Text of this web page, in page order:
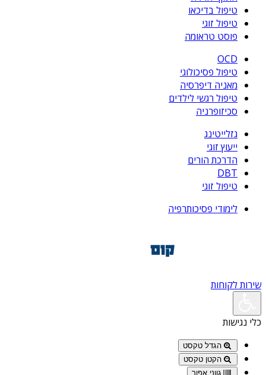
טיפול בדיכאו
טיפול זוגי
פוסט טראומה
OCD
טיפול פסיכולוגי
מאניה דיפרסיה
טיפול רגשי לילדים
סכיזופרניה
גזלייטינג
ייעוץ זוגי
הדרכת הורים
DBT
טיפול זוגי
לימודי פסיכותרפיה
שירות לקוחות
כלי נגישות
הגדל טקסט
הקטן טקסט
גווני אפור